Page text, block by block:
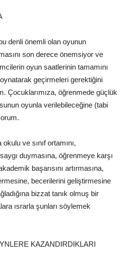
önemli olan oyunun
son derece önemsiyor ve
oyun saatlerinin tamamını
geçirmeleri gerektiğini
Çocuklarımıza, öğrenmede güçlük
oyunla verilebileceğine (tabi
ve sınıf ortamını,
duymasına, öğrenmeye karşı
başarısını artırmasına,
becerilerini geliştirmesine
bizzat tanık olmuş bir
ısrarla şunları söylemek
KAZANDIRDIKLARI